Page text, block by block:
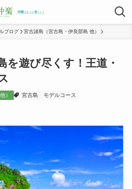
ブログ 宮古諸島（宮古島・伊良部島 他）
を遊び尽くす！王道・
） 宮古島 モデルコース